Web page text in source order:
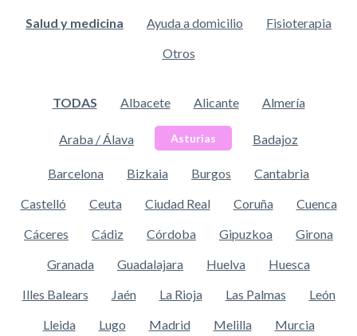
Salud y medicina Ayuda a domicilio
Fisioterapia
Otros
TODAS Albacete Alicante Almería
Araba / Álava Asturias Badajoz
Barcelona Bizkaia Burgos
Cantabria
Castelló
Ceuta Ciudad Real Coruña
Cuenca
Cáceres
Cádiz Córdoba Gipuzkoa
Girona
Granada
Guadalajara Huelva
Huesca
Illes Balears
Jaén La Rioja Las Palmas
León
Lleida
Lugo Madrid Melilla
Murcia